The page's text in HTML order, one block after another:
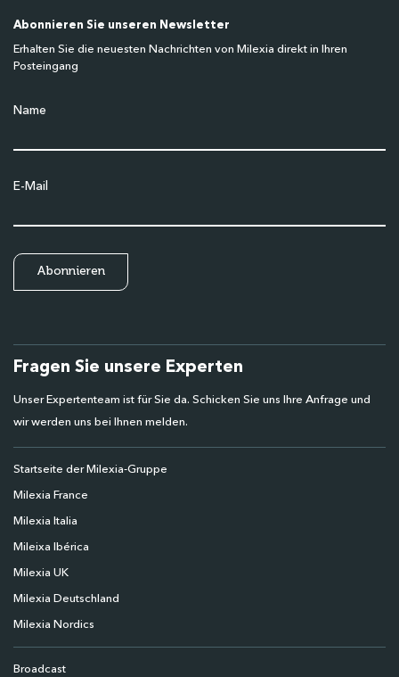
Abonnieren Sie unseren Newsletter
Erhalten Sie die neuesten Nachrichten von Milexia direkt in Ihren
Posteingang
Name
E-Mail
Fragen Sie unsere Experten
Unser Expertenteam ist für Sie da. Schicken Sie uns Ihre Anfrage und
wir werden uns bei Ihnen melden.
Startseite der Milexia-Gruppe
Milexia France
Milexia Italia
Mileixa Ibérica
Milexia UK
Milexia Deutschland
Milexia Nordics
Broadcast